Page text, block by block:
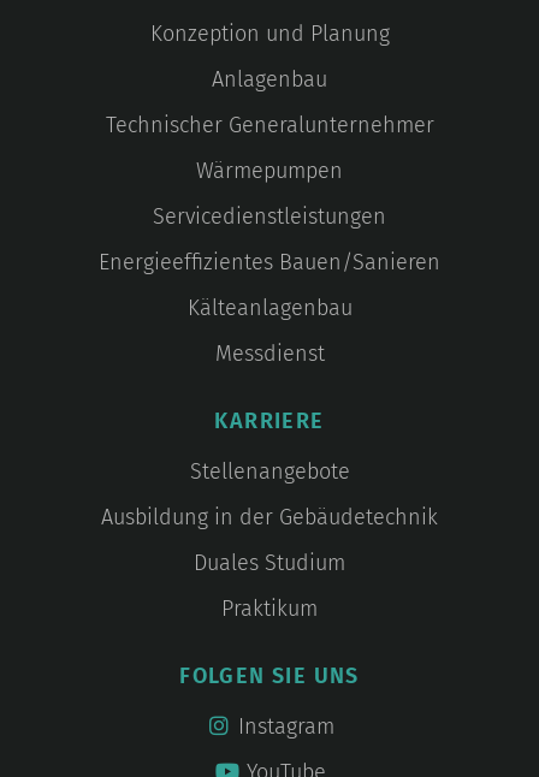
Konzeption und Planung
Anlagenbau
Technischer Generalunternehmer
Wärmepumpen
Servicedienstleistungen
Energieeffizientes Bauen/Sanieren
Kälteanlagenbau
Messdienst
KARRIERE
Stellenangebote
Ausbildung in der Gebäudetechnik
Duales Studium
Praktikum
FOLGEN SIE UNS
Instagram